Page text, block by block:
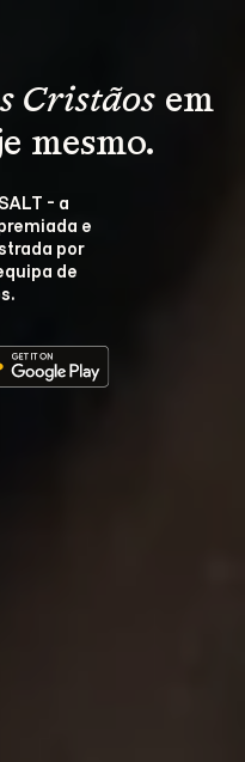
Cristãos em
mesmo.
- a
e
por
de